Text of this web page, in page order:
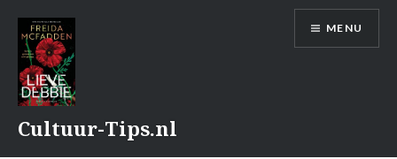
inhoud
springen
Cultuur-Tips.nl
MENU